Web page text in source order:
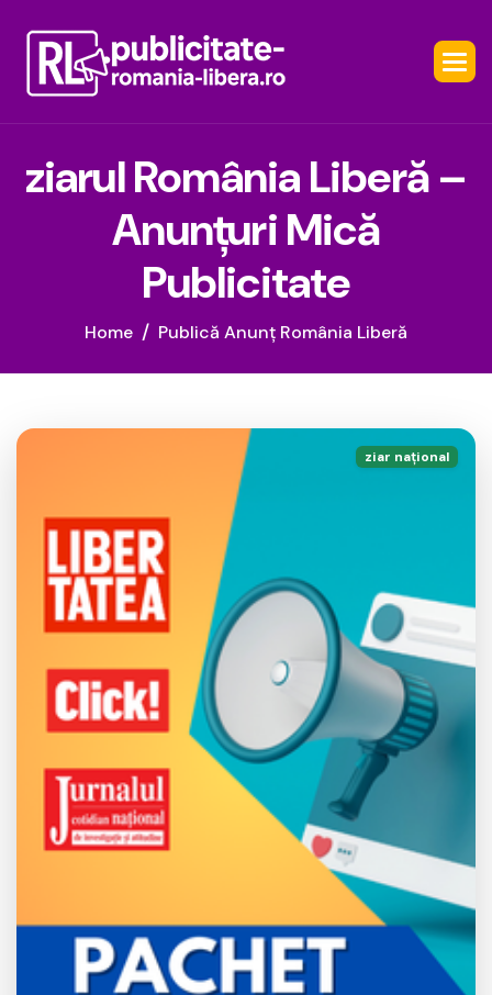
ziarulRomâniaLiberă–
AnunțuriMică
Publicitate
Home Publică Anunț România Liberă
ziar național